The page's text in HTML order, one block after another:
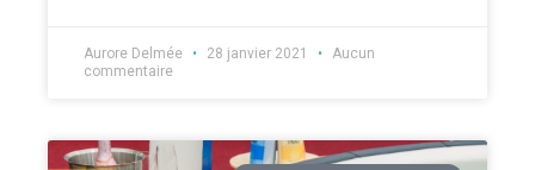
Aurore Delmée 28 janvier 2021
Aucun
commentaire